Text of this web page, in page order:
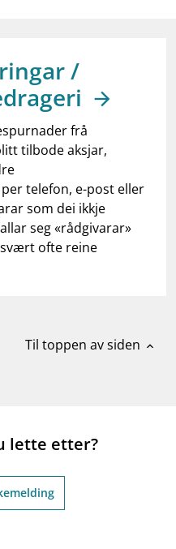
/
frå
tilbode aksjar,
telefon, e-post eller
som dei ikkje
seg «rådgivarar»
ofte reine
Til toppen av siden expand_less
lette etter?